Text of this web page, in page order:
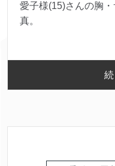
愛子様(15)さんの胸
真。